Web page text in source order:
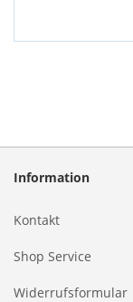
Information
Kontakt
Shop Service
Widerrufsformular